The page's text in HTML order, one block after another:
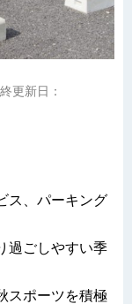
更新日：
ス、パーキング
過ごしやすい季
スポーツを積極